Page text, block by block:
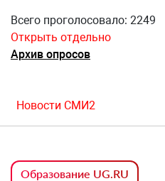
Всего проголосовало: 2249
Открыть отдельно
Архив опросов
Новости СМИ2
Образование UG.RU